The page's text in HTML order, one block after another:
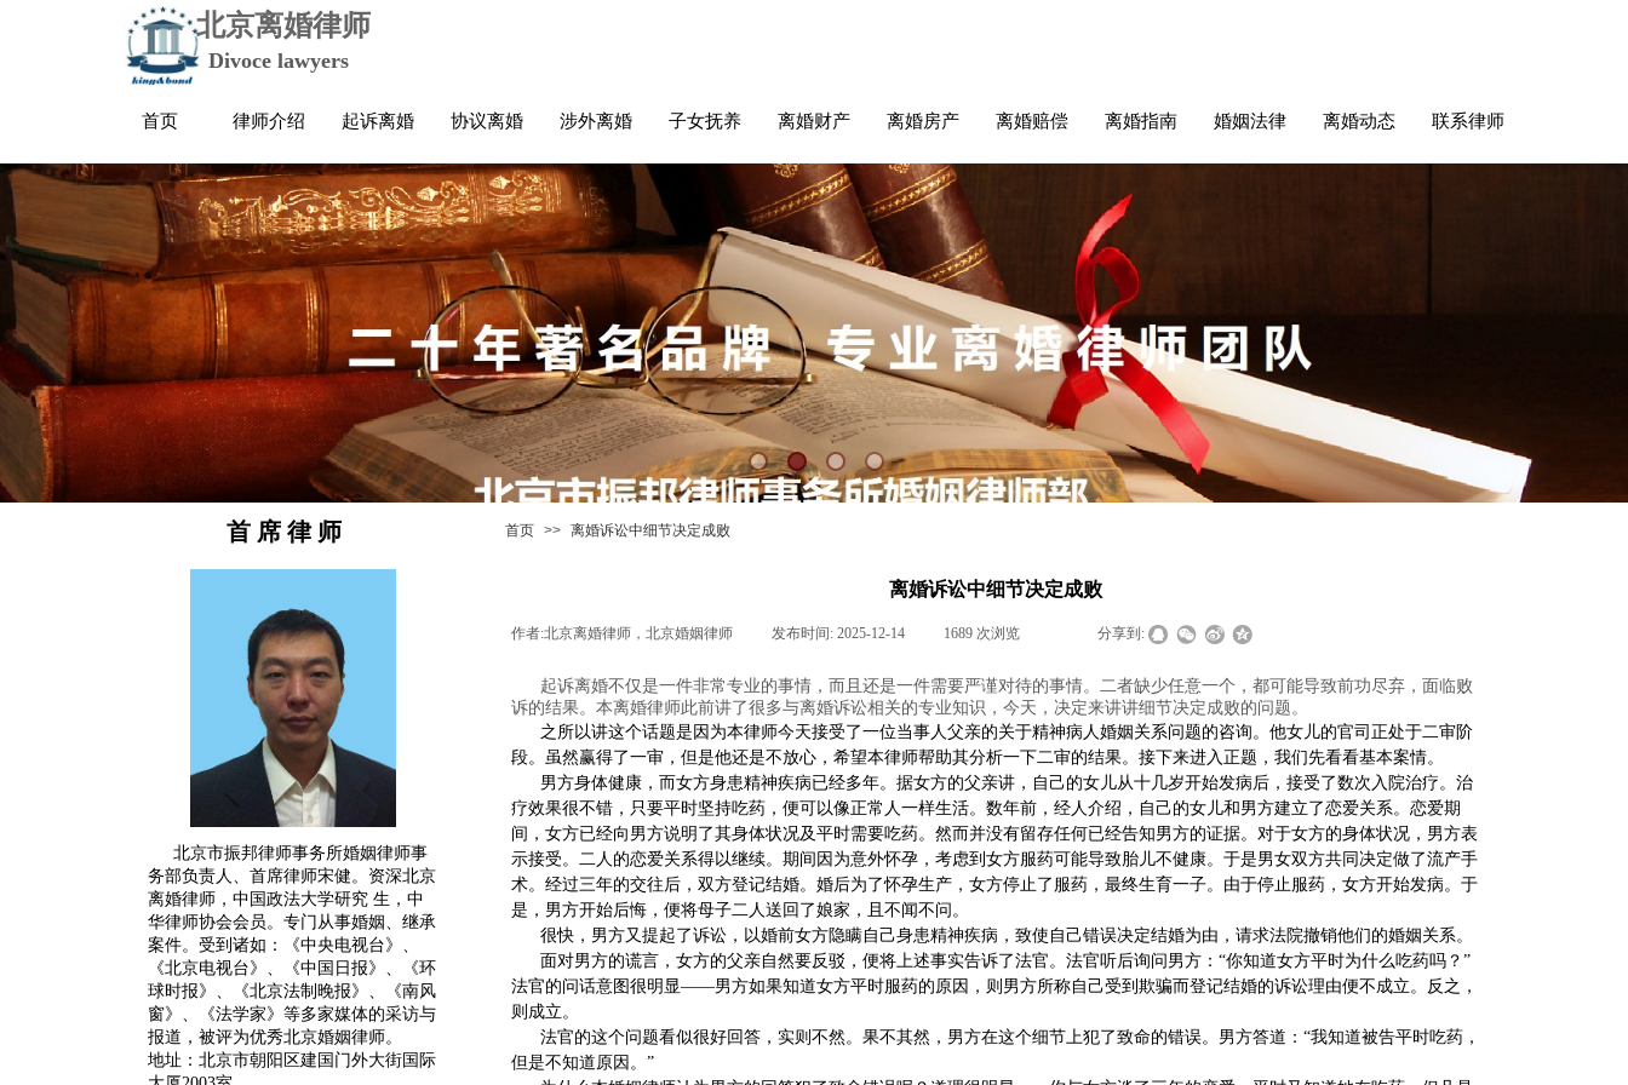
北京离婚律师
Divoce lawyers
首页 律师介绍 起诉离婚 协议离婚 涉外离婚 子女抚养 离婚财产 离婚房产 离婚赔偿 离婚指南 婚姻法律 离婚动态 联系律师
首 席 律 师 首页 >> 离婚诉讼中细节决定成败
离婚诉讼中细节决定成败
作者:北京离婚律师，北京婚姻律师 发布时间: 2025-12-14 1689 次浏览 分享到:
起诉离婚不仅是一件非常专业的事情，而且还是一件需要严谨对待的事情。二者缺少任意一个，都可能导致前功尽弃，面临败
诉的结果。本离婚律师此前讲了很多与离婚诉讼相关的专业知识，今天，决定来讲讲细节决定成败的问题。
之所以讲这个话题是因为本律师今天接受了一位当事人父亲的关于精神病人婚姻关系问题的咨询。他女儿的官司正处于二审阶
段。虽然赢得了一审，但是他还是不放心，希望本律师帮助其分析一下二审的结果。接下来进入正题，我们先看看基本案情。
男方身体健康，而女方身患精神疾病已经多年。据女方的父亲讲，自己的女儿从十几岁开始发病后，接受了数次入院治疗。治
疗效果很不错，只要平时坚持吃药，便可以像正常人一样生活。数年前，经人介绍，自己的女儿和男方建立了恋爱关系。恋爱期
间，女方已经向男方说明了其身体状况及平时需要吃药。然而并没有留存任何已经告知男方的证据。对于女方的身体状况，男方表
示接受。二人的恋爱关系得以继续。期间因为意外怀孕，考虑到女方服药可能导致胎儿不健康。于是男女双方共同决定做了流产手
术。经过三年的交往后，双方登记结婚。婚后为了怀孕生产，女方停止了服药，最终生育一子。由于停止服药，女方开始发病。于
是，男方开始后悔，便将母子二人送回了娘家，且不闻不问。
很快，男方又提起了诉讼，以婚前女方隐瞒自己身患精神疾病，致使自己错误决定结婚为由，请求法院撤销他们的婚姻关系。
面对男方的谎言，女方的父亲自然要反驳，便将上述事实告诉了法官。法官听后询问男方：“你知道女方平时为什么吃药吗？”
法官的问话意图很明显——男方如果知道女方平时服药的原因，则男方所称自己受到欺骗而登记结婚的诉讼理由便不成立。反之，
则成立。
法官的这个问题看似很好回答，实则不然。果不其然，男方在这个细节上犯了致命的错误。男方答道：“我知道被告平时吃药，
但是不知道原因。”
北京市振邦律师事务所婚姻律师事
务部负责人、首席律师宋健。 资深北京
离婚律师 ，中国政法大学研究 生，中
华律师协会会员。专门从事婚姻、继承
案件。受到诸如：《中央电视台》、
《北京电视台》、《中国日报》、《环
球时报》、《北京法制晚报》、《南风
窗》、《法学家》等多家媒体的采访与
报道，被评为优秀北京婚姻律师。
地址：北京市朝阳区建国门外大街国际